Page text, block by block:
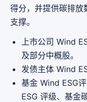
得分，并提供碳排放
支撑。
上市公司 Wind
及部分中概股。
发债主体 Wind
基金 Wind ESG
ESG 评级、基金